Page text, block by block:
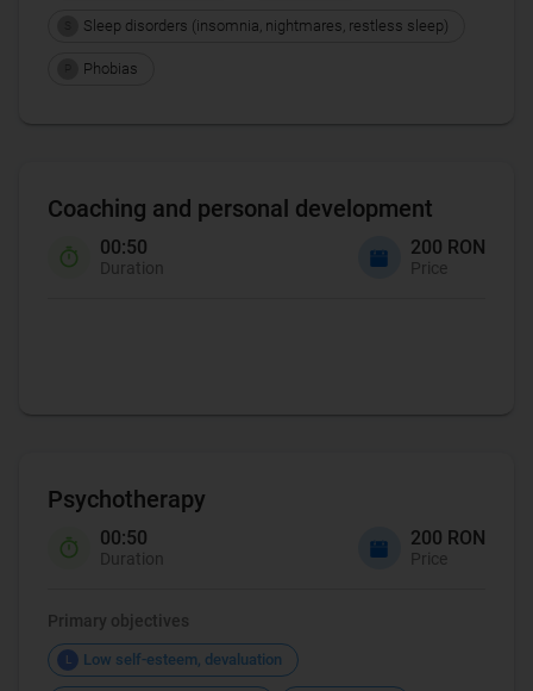
Sleep disorders (insomnia, nightmares, restless sleep)
Phobias
Coaching and personal development
00:50
Duration
200 RON
Price
Psychotherapy
00:50
Duration
200 RON
Price
Primary objectives
L Low self-esteem, devaluation